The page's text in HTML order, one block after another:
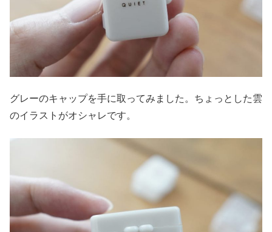
グレーのキャップを手に取ってみました。ちょっとした雲
のイラストがオシャレです。